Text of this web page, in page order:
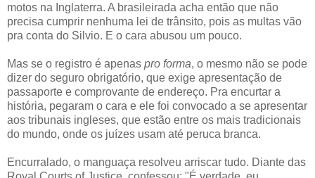
motos na Inglaterra. A brasileirada acha então que não
precisa cumprir nenhuma lei de trânsito, pois as multas vão
pra conta do Silvio. E o cara abusou um pouco.
Mas se o registro é apenas pro forma, o mesmo não se pode
dizer do seguro obrigatório, que exige apresentação de
passaporte e comprovante de endereço. Pra encurtar a
história, pegaram o cara e ele foi convocado a se apresentar
aos tribunais ingleses, que estão entre os mais tradicionais
do mundo, onde os juízes usam até peruca branca.
Encurralado, o manguaça resolveu arriscar tudo. Diante das